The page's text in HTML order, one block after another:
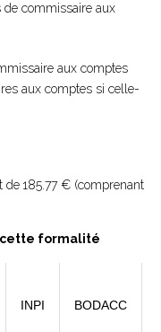
de commissaire aux
aux comptes
aux comptes si celle-
de185.77 € (comprenant
cette formalité
INPI BODACC